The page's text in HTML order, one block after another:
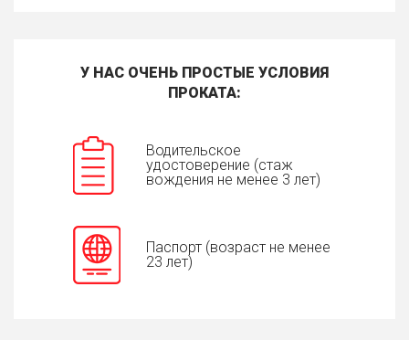
У НАС ОЧЕНЬ ПРОСТЫЕ УСЛОВИЯ
ПРОКАТА:
Водительское
удостоверение (стаж
вождения не менее 3 лет)
Паспорт (возраст не менее
23 лет)